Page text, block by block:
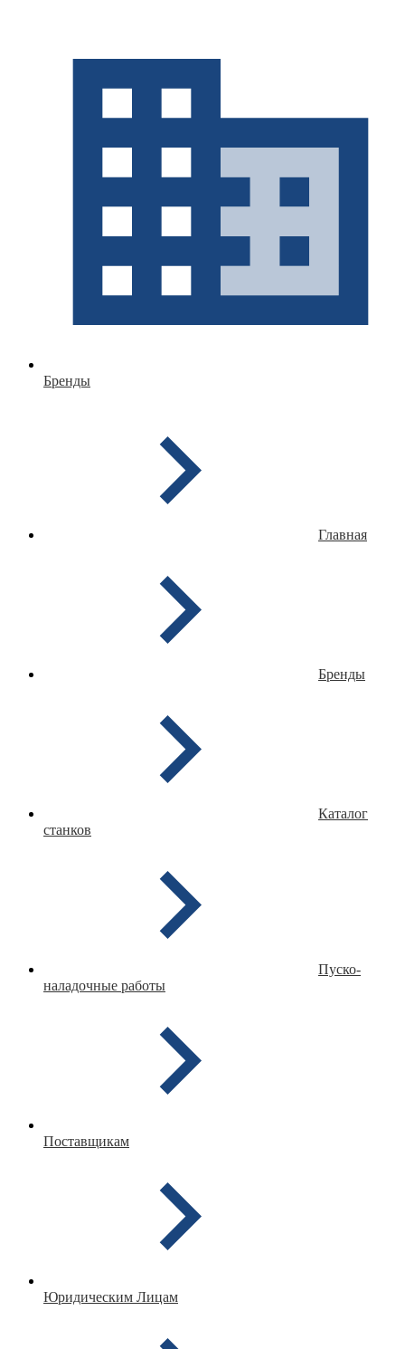
Бренды
Главная
Бренды
Каталог
станков
Пуско-
наладочные работы
Поставщикам
Юридическим Лицам